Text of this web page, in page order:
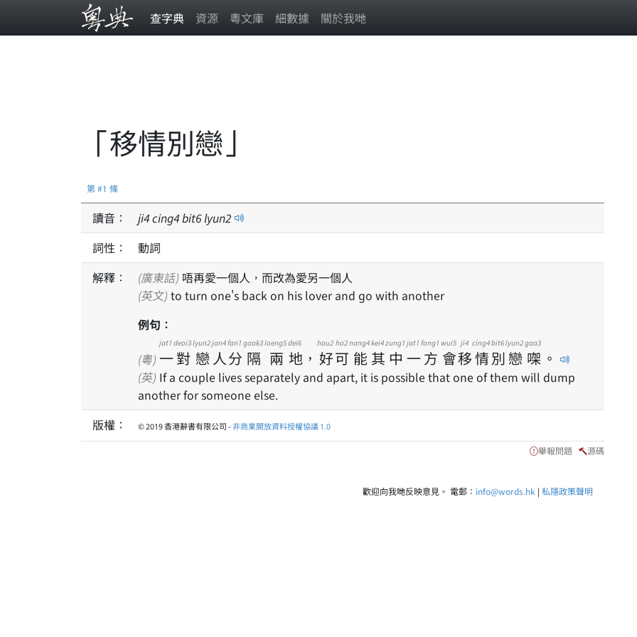
查字典 資源 粵文庫 細數據 關於我哋
「移情別戀」
第 #1 條
讀音： ji4cing4bit6lyun2
詞性：
動詞
解釋：
(廣東話) 唔再愛一個人，而改為愛另一個人
(英文) to turn one's back on his lover and go with another
例句：
(粵) 一
jat1
對
deoi3
戀
lyun2
人
jan4
分
fan1
隔
gaak3
兩
loeng5
地
dei6
， 好
hou2
可
ho2
能
nang4
其
kei4
中
zung1
一
jat1
方
fong1
會
wui5
移
ji4
情
cing4
別
bit6
戀
lyun2
㗎
gaa3
。
(英) If a couple lives separately and apart, it is possible that one of them will dump
another for someone else.
版權：
© 2019 香港辭書有限公司 -非商業開放資料授權協議 1.0
舉報問題 源碼
歡迎向我哋反映意見。 電郵： info@words.hk | 私隱政策聲明